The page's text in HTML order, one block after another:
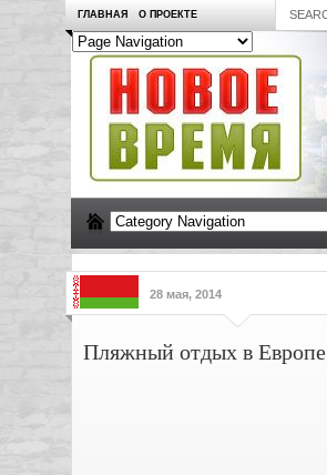
ГЛАВНАЯ О ПРОЕКТЕ
28 мая, 2014
Пляжный отдых в Европе